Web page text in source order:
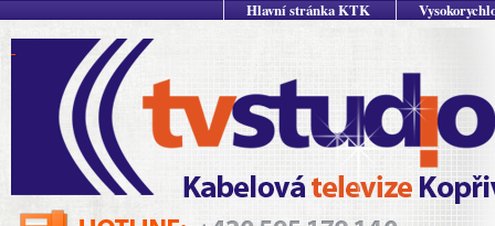
Hlavní stránka KTK